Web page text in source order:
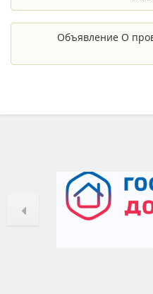
Объявление О